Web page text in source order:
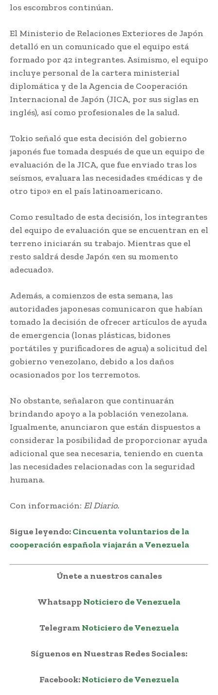
los escombros continúan.
El Ministerio de Relaciones Exteriores de Japón
detalló en un comunicado que el equipo está
formado por 42 integrantes. Asimismo, el equipo
incluye personal de la cartera ministerial
diplomática y de la Agencia de Cooperación
Internacional de Japón (JICA, por sus siglas en
inglés), así como profesionales de la salud.
Tokio señaló que esta decisión del gobierno
japonés fue tomada después de que un equipo de
evaluación de la JICA, que fue enviado tras los
seísmos, evaluara las necesidades «médicas y de
otro tipo» en el país latinoamericano.
Como resultado de esta decisión, los integrantes
del equipo de evaluación que se encuentran en el
terreno iniciarán su trabajo. Mientras que el
resto saldrá desde Japón «en su momento
adecuado».
Además, a comienzos de esta semana, las
autoridades japonesas comunicaron que habían
tomado la decisión de ofrecer artículos de ayuda
de emergencia (lonas plásticas, bidones
portátiles y purificadores de agua) a solicitud del
gobierno venezolano, debido a los daños
ocasionados por los terremotos.
No obstante, señalaron que continuarán
brindando apoyo a la población venezolana.
Igualmente, anunciaron que están dispuestos a
considerar la posibilidad de proporcionar ayuda
adicional que sea necesaria, teniendo en cuenta
las necesidades relacionadas con la seguridad
humana.
Con información: El Diario.
Sigue leyendo:Cincuenta voluntarios de la
cooperación española viajarán a Venezuela
Únete a nuestros canales
WhatsappNoticiero de Venezuela
Telegram Noticiero de Venezuela
Síguenos en Nuestras Redes Sociales:
Facebook:Noticiero de Venezuela